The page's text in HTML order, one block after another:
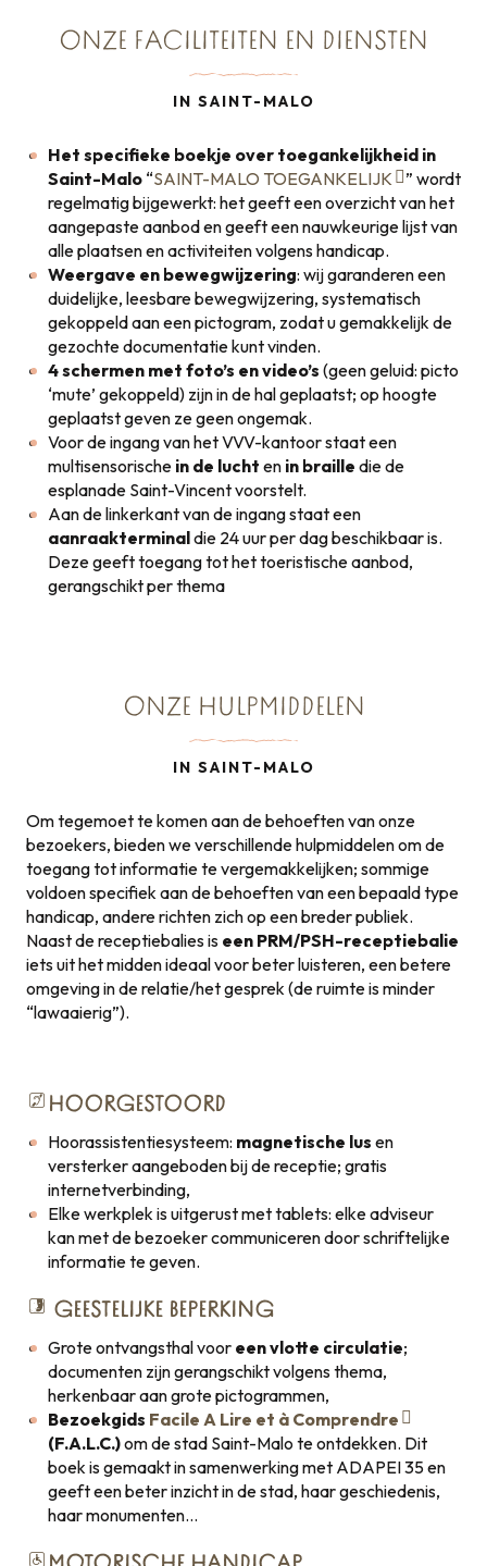
ONZE FACILITEITEN EN DIENSTEN
IN SAINT-MALO
Het specifieke boekje over toegankelijkheid in
Saint-Malo “SAINT-MALO TOEGANKELIJK
” wordt
regelmatig bijgewerkt: het geeft een overzicht van het
aangepaste aanbod en geeft een nauwkeurige lijst van
alle plaatsen en activiteiten volgens handicap.
Weergave en bewegwijzering: wij garanderen een
duidelijke, leesbare bewegwijzering, systematisch
gekoppeld aan een pictogram, zodat u gemakkelijk de
gezochte documentatie kunt vinden.
4 schermen met foto’s en video’s (geen geluid: picto
‘mute’ gekoppeld) zijn in de hal geplaatst; op hoogte
geplaatst geven ze geen ongemak.
Voor de ingang van het VVV-kantoor staat een
multisensorische in de lucht en in braille die de
esplanade Saint-Vincent voorstelt.
Aan de linkerkant van de ingang staat een
aanraakterminaldie 24 uur per dag beschikbaar is.
Deze geeft toegang tot het toeristische aanbod,
gerangschikt per thema
ONZE HULPMIDDELEN
IN SAINT-MALO
Om tegemoet te komen aan de behoeften van onze
bezoekers, bieden we verschillende hulpmiddelen om de
toegang tot informatie te vergemakkelijken; sommige
voldoen specifiek aan de behoeften van een bepaald type
handicap, andere richten zich op een breder publiek.
Naast de receptiebalies is een PRM/PSH-receptiebalie
iets uit het midden ideaal voor beter luisteren, een betere
omgeving in de relatie/het gesprek (de ruimte is minder
“lawaaierig”).
HOORGESTOORD
Hoorassistentiesysteem: magnetische lus en
versterker aangeboden bij de receptie; gratis
internetverbinding,
Elke werkplek is uitgerust met tablets: elke adviseur
kan met de bezoeker communiceren door schriftelijke
informatie te geven.
GEESTELIJKE BEPERKING
Grote ontvangsthal voor een vlotte circulatie;
documenten zijn gerangschikt volgens thema,
herkenbaar aan grote pictogrammen,
Bezoekgids Facile A Lire et à Comprendre
(F.A.L.C.)om de stad Saint-Malo te ontdekken. Dit
boek is gemaakt in samenwerking met ADAPEI 35 en
geeft een beter inzicht in de stad, haar geschiedenis,
haar monumenten…